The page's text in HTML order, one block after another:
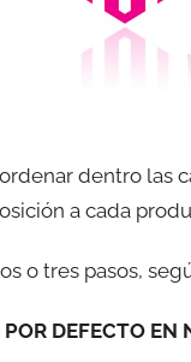
dentro las
a cada
o tres pasos,
DEFECTO EN